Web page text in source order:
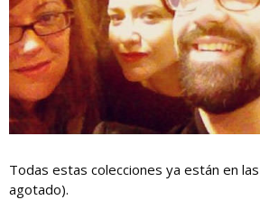
Todas estas colecciones ya están en
agotado).